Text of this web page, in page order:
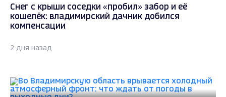
Снег с крыши соседки «пробил» забор и её
кошелёк: владимирский дачник добился
компенсации
2 дня назад